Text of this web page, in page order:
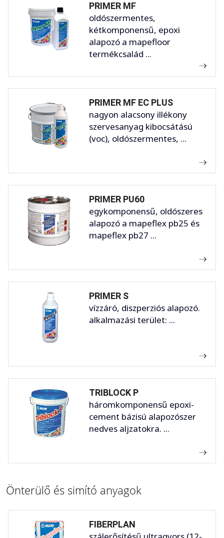
PRIMER MF
oldószermentes,
kétkomponensű, epoxi
alapozó a mapefloor
termékcsalád ...
PRIMER MF EC PLUS
nagyon alacsony illékony
szervesanyag kibocsátású
(voc), oldószermentes, ...
PRIMER PU60
egykomponensű, oldószeres
alapozó a mapeflex pb25 és
mapeflex pb27 ...
PRIMER S
vízzáró, diszperziós alapozó.
alkalmazási terület: ...
TRIBLOCK P
háromkomponensű epoxi-
cement bázisú alapozószer
nedves aljzatokra. ...
Önterülő és simító anyagok
FIBERPLAN